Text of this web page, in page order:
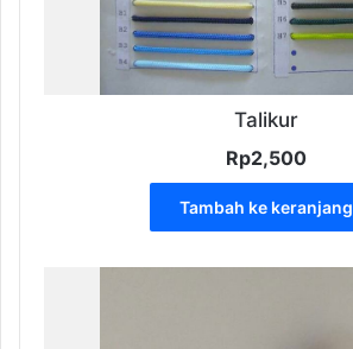
Talikur
Rp2,500
Tambah ke keranjang